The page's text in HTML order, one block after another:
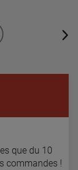
que du 10
commandes !